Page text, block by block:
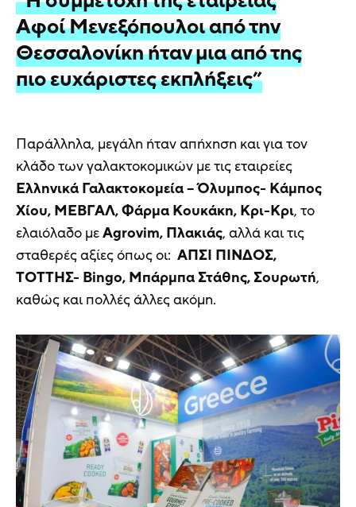
Αφοί Μενεξόπουλοι από την
Θεσσαλονίκη ήταν μια από της
πιο ευχάριστες εκπλήξεις”
Παράλληλα, μεγάλη ήταν απήχηση και για τον
κλάδο των γαλακτοκομικών με τις εταιρείες
Ελληνικά Γαλακτοκομεία – Όλυμπος- Κάμπος
Χίου, ΜΕΒΓΑΛ, Φάρμα Κουκάκη, Κρι-Κρι, το
ελαιόλαδο μεAgrovim, Πλακιάς, αλλά και τις
σταθερές αξίες όπως οι: ΑΠΣΙ ΠΙΝΔΟΣ,
ΤΟΤΤΗΣ- Bingo, Μπάρμπα Στάθης, Σουρωτή,
καθώς και πολλές άλλες ακόμη.